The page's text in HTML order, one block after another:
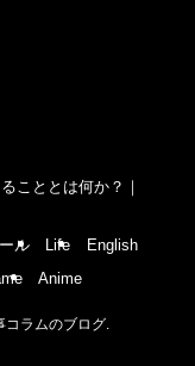
こととは何か？｜
ル Life
English
Anime
ラムのブログ.